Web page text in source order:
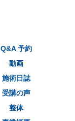
Q&A 予約
動画
施術日誌
受講の声
整体